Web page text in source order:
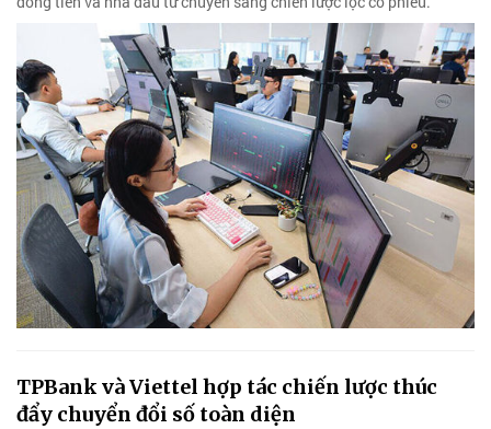
TPBank và Viettel hợp tác chiến lược thúc
đẩy chuyển đổi số toàn diện